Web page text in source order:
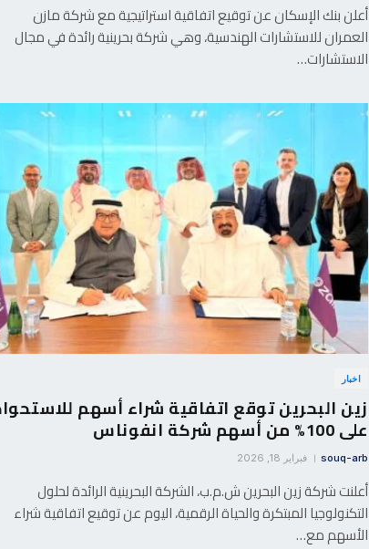
أعلن بنك الإسكان عن توقيع اتفاقية استراتيجية مع شركة مازن
العمران للاستشارات الهندسية، وهي شركة بحرينية رائدة في مجال
الاستشارات…
اخبار
زين البحرين توقع اتفاقية شراء أسهم
على 100% من أسهم شركة انفوناس
souq-arb فبراير 18, 2026
أعلنت شركة زين البحرين ش.م.ب، الشركة البحرينية الرائدة لحلول
التكنولوجيا المبتكرة والحياة الرقمية، اليوم عن توقيع اتفاقية شراء
الأسهم مع…